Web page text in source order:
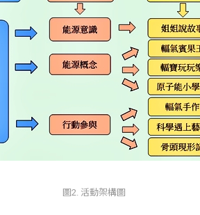
圖2. 活動架構圖